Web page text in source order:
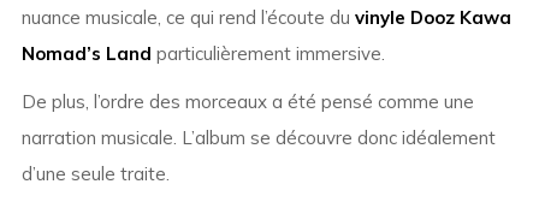
nuance musicale, ce qui rend l’écoute du vinyle Dooz Kawa
Nomad’s Land particulièrement immersive.
De plus, l’ordre des morceaux a été pensé comme une
narration musicale. L’album se découvre donc idéalement
d’une seule traite.